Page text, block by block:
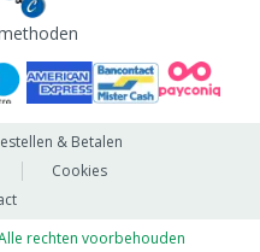
& Betalen
Cookies
rechten voorbehouden